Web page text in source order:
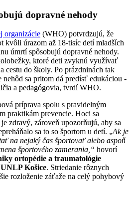
dopravné nehody
organizácie (WHO) potvrdzujú, že
kvôli úrazom až 18-tisíc detí mladších
úmrtí spôsobujú dopravné nehody.
ktoré deti zvyknú využívať
cestu do školy. Po prázdninách tak
nehôd sa pritom dá predísť edukáciou -
a pedagógovia, tvrdí WHO.
príprava spolu s pravidelným
praktikám prevencie. Hoci sa
zdravý, zároveň upozorňujú, aby sa
sa to so športom u detí. „Ak je
na nejaký čas športovať alebo aspoň
športového zamerania,“ hovorí
ortopédie a traumatológie
Košice. Striedanie rôznych
rozloženie záťaže na celý pohybový